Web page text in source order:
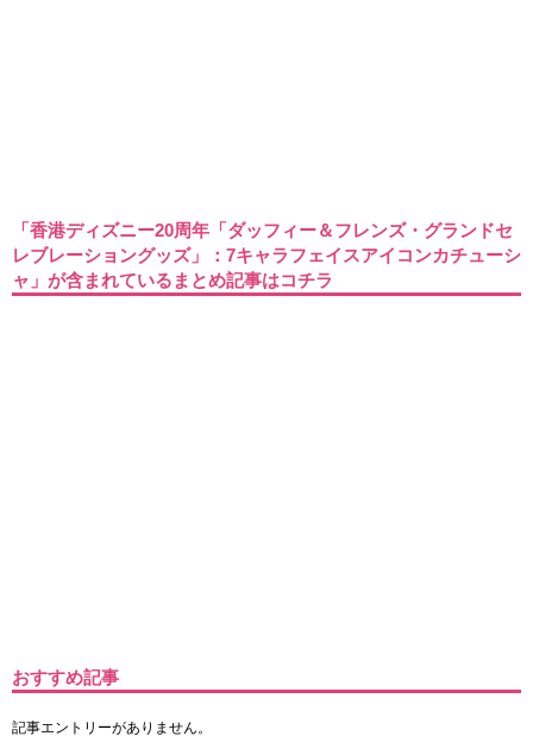
「香港ディズニー20周年「ダッフィー＆フレンズ・グランドセ
レブレーショングッズ」：7キャラフェイスアイコンカチューシ
ャ」が含まれているまとめ記事はコチラ
おすすめ記事
記事エントリーがありません。